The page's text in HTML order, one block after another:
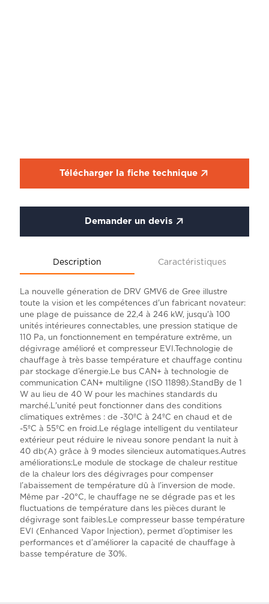
Télécharger la fiche technique
Demander un devis
Description Caractéristiques
La nouvelle géneration de DRV GMV6 de Gree illustre
toute la vision et les compétences d'un fabricant novateur:
une plage de puissance de 22,4 à 246 kW, jusqu'à 100
unités intérieures connectables, une pression statique de
110 Pa, un fonctionnement en température extrême, un
dégivrage amélioré et compresseur EVI.Technologie de
chauffage à très basse température et chauffage continu
par stockage d’énergie.Le bus CAN+ à technologie de
communication CAN+ multiligne (ISO 11898).StandBy de 1
W au lieu de 40 W pour les machines standards du
marché.L'unité peut fonctionner dans des conditions
climatiques extrêmes : de -30ºC à 24ºC en chaud et de
-5ºC à 55ºC en froid.Le réglage intelligent du ventilateur
extérieur peut réduire le niveau sonore pendant la nuit à
40 db(A) grâce à 9 modes silencieux automatiques.Autres
améliorations:Le module de stockage de chaleur restitue
de la chaleur lors des dégivrages pour compenser
l’abaissement de température dû à l’inversion de mode.
Même par -20°C, le chauffage ne se dégrade pas et les
fluctuations de température dans les pièces durant le
dégivrage sont faibles.Le compresseur basse température
EVI (Enhanced Vapor Injection), permet d’optimiser les
performances et d’améliorer la capacité de chauffage à
basse température de 30%.